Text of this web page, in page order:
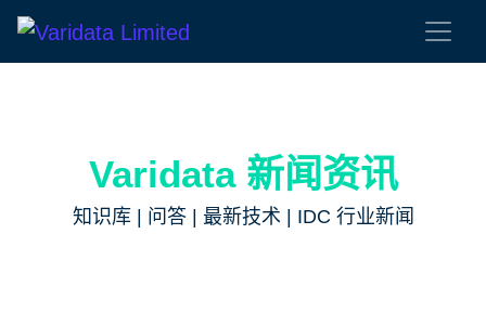
Varidata 新闻资讯
知识库 | 问答 | 最新技术 | IDC 行业新闻